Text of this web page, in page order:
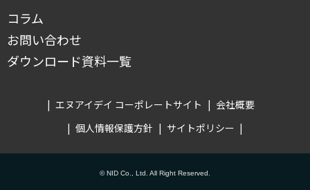
コラム
お問い合わせ
ダウンロード資料一覧
エヌアイデイ コーポレートサイト
会社概要
個人情報保護方針
サイトポリシー
© NID Co., Ltd. All Right Reserved.